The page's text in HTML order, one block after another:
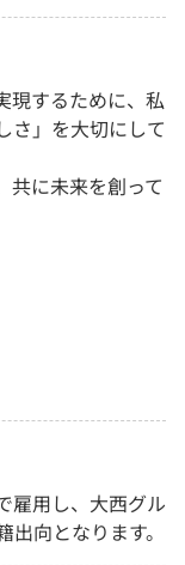
現するために、私
さ」を大切にして
共に未来を創って
雇用し、大西グル
向となります。